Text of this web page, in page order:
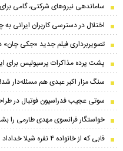
ساماندهی نیروهای شرکتی، گامی
اختلال در دسترسی کاربران ایرانی
تصویربرداری فیلم جدید «جکی چان»
پشت پرده مذاکرات پرسپولیس برای
سنگ مزار اکبر عبدی هم مسئله‌دار شد!
سوتی عجیب فدراسیون فوتبال در
خواستگار فرانسوی مهدی طارمی را
قابی که از خانواده ۴ نفره شیلا خداداد پربازدید شد